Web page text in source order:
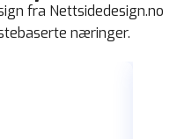
fra Nettsidedesign.no
næringer.